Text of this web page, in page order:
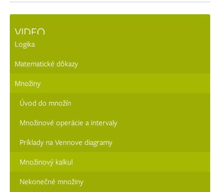
VIDEO
Logika
Matematické dôkazy
Množiny
Úvod do množín
Množinové operácie a intervaly
Príklady na Vennove diagramy
Množinový kalkul
Nekonečné množiny